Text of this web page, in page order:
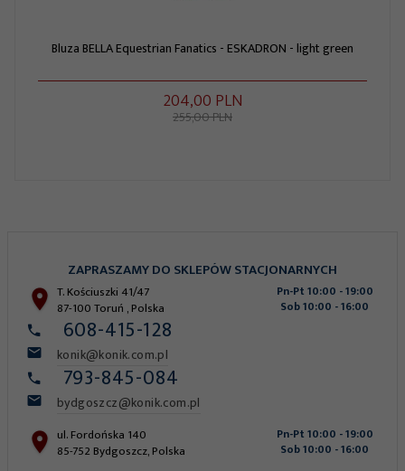
Bluza BELLA Equestrian Fanatics - ESKADRON - light green
204,00 PLN
255,00 PLN
608-415-128
konik@konik.com.pl
ZAPRASZAMY DO SKLEPÓW STACJONARNYCH
T. Kościuszki 41/47
87-100Toruń ,Polska
Pn-Pt 10:00 - 19:00
Sob 10:00 - 16:00
793-845-084
bydgoszcz@konik.com.pl
ul. Fordońska 140
85-752 Bydgoszcz,Polska
Pn-Pt 10:00 - 19:00
Sob 10:00 - 16:00